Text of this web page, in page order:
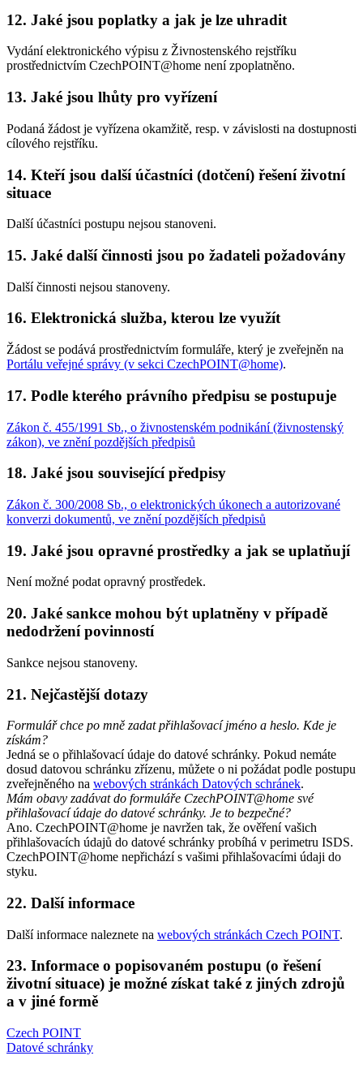
12. Jaké jsou poplatky a jak je lze uhradit
Vydání elektronického výpisu z Živnostenského rejstříku
prostřednictvím CzechPOINT@home není zpoplatněno.
13. Jaké jsou lhůty pro vyřízení
Podaná žádost je vyřízena okamžitě, resp. v závislosti na dostupnosti
cílového rejstříku.
14. Kteří jsou další účastníci (dotčení) řešení životní
situace
Další účastníci postupu nejsou stanoveni.
15. Jaké další činnosti jsou po žadateli požadovány
Další činnosti nejsou stanoveny.
16. Elektronická služba, kterou lze využít
Žádost se podává prostřednictvím formuláře, který je zveřejněn na
Portálu veřejné správy (v sekci CzechPOINT@home).
17. Podle kterého právního předpisu se postupuje
Zákon č. 455/1991 Sb., o živnostenském podnikání (živnostenský
zákon), ve znění pozdějších předpisů
18. Jaké jsou související předpisy
Zákon č. 300/2008 Sb., o elektronických úkonech a autorizované
konverzi dokumentů, ve znění pozdějších předpisů
19. Jaké jsou opravné prostředky a jak se uplatňují
Není možné podat opravný prostředek.
20. Jaké sankce mohou být uplatněny v případě
nedodržení povinností
Sankce nejsou stanoveny.
21. Nejčastější dotazy
Formulář chce po mně zadat přihlašovací jméno a heslo. Kde je
získám?
Jedná se o přihlašovací údaje do datové schránky. Pokud nemáte
dosud datovou schránku zřízenu, můžete o ni požádat podle postupu
zveřejněného na webových stránkách Datových schránek.
Mám obavy zadávat do formuláře CzechPOINT@home své
přihlašovací údaje do datové schránky. Je to bezpečné?
Ano. CzechPOINT@home je navržen tak, že ověření vašich
přihlašovacích údajů do datové schránky probíhá v perimetru ISDS.
CzechPOINT@home nepřichází s vašimi přihlašovacími údaji do
styku.
22. Další informace
Další informace naleznete na webových stránkách Czech POINT.
23. Informace o popisovaném postupu (o řešení
životní situace) je možné získat také z jiných zdrojů
a v jiné formě
Czech POINT
Datové schránky